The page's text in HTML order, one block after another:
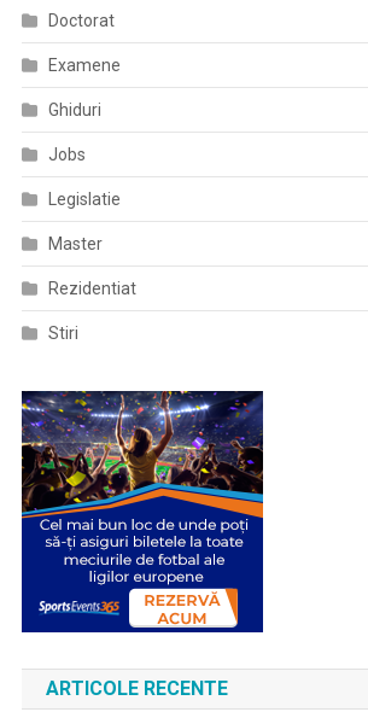
Doctorat
Examene
Ghiduri
Jobs
Legislatie
Master
Rezidentiat
Stiri
ARTICOLE RECENTE